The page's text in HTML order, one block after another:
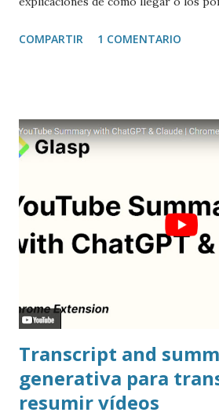
el creador de este portal. Descargar
COMPARTIR 1 COMENTARIO
Transcript and
generativa para
resumir vídeos